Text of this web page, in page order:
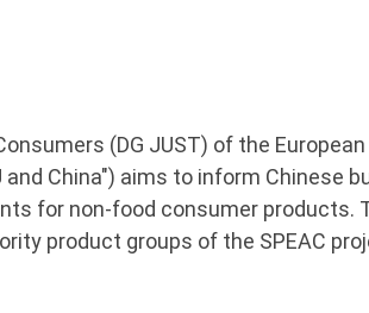
(DG JUST) of the
China") aims to inform Chinese
for non-food consumer products.
product groups of the SPEAC